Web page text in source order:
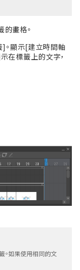
畫格。
顯示[建立時間軸
在標籤上的文字，
。如果使用相同的文